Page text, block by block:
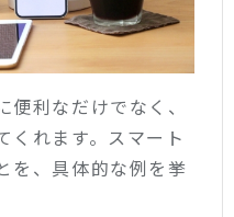
利なだけでなく、
くれます。スマート
を、具体的な例を挙